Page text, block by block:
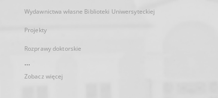
Wydawnictwa własne Biblioteki Uniwersyteckiej
Projekty
Rozprawy doktorskie
...
Zobacz więcej